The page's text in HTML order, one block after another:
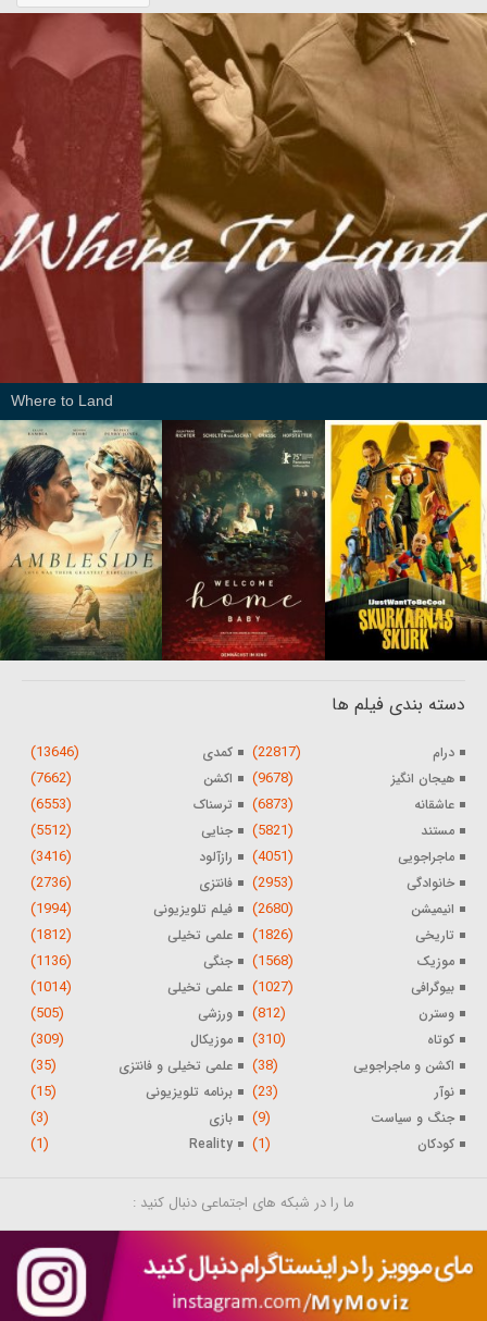
Where to Land
دسته بندی فیلم ها
درام (22817) کمدی (13646)
هیجان انگیز (9678) اکشن (7662)
عاشقانه (6873) ترسناک (6553)
مستند (5821) جنایی (5512)
ماجراجویی (4051) رازآلود (3416)
خانوادگی (2953) فانتزی (2736)
انیمیشن (2680) فیلم تلویزیونی (1994)
تاریخی (1826) علمی تخیلی (1812)
موزیک (1568) جنگی (1136)
بیوگرافی (1027) علمی تخیلی (1014)
وسترن (812) ورزشی (505)
کوتاه (310) موزیکال (309)
اکشن و ماجراجویی (38) علمی تخیلی و فانتزی (35)
نوآر (23) برنامه تلویزیونی (15)
جنگ و سیاست (9) بازی (3)
کودکان (1)
Reality
(1)
ما را در شبکه های اجتماعی دنبال کنید :